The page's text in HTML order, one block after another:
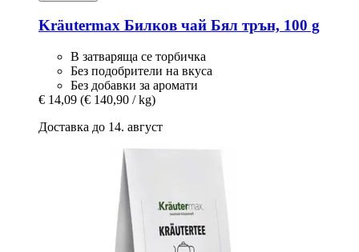
Kräutermax Билков чай Бял трън, 100 g
В затваряща се торбичка
Без подобрители на вкуса
Без добавки за аромати
€ 14,09 (€ 140,90 / kg)
Доставка до 14. август